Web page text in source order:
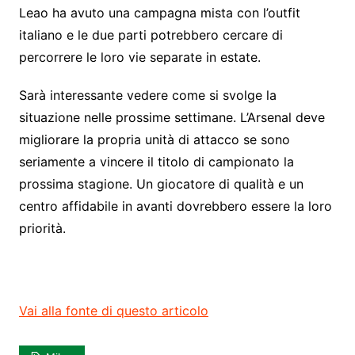
Leao ha avuto una campagna mista con l’outfit
italiano e le due parti potrebbero cercare di
percorrere le loro vie separate in estate.
Sarà interessante vedere come si svolge la
situazione nelle prossime settimane. L’Arsenal deve
migliorare la propria unità di attacco se sono
seriamente a vincere il titolo di campionato la
prossima stagione. Un giocatore di qualità e un
centro affidabile in avanti dovrebbero essere la loro
priorità.
Vai alla fonte di questo articolo